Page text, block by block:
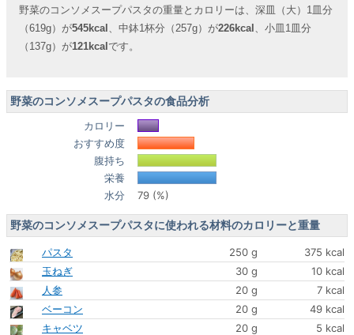
野菜のコンソメスープパスタの重量とカロリーは、深皿（大）1皿分
（619g）が545kcal 、中鉢1杯分（257g）が226kcal 、小皿1皿分
（137g）が121kcal です。
野菜のコンソメスープパスタの食品分析
カロリー
おすすめ度
腹持ち
栄養
水分
79 (%)
野菜のコンソメスープパスタに使われる材料のカロリーと重量
パスタ 250 g
375 kcal
玉ねぎ
30 g
10 kcal
人参
20 g
7 kcal
ベーコン
20 g
49 kcal
キャベツ
20 g
5 kcal